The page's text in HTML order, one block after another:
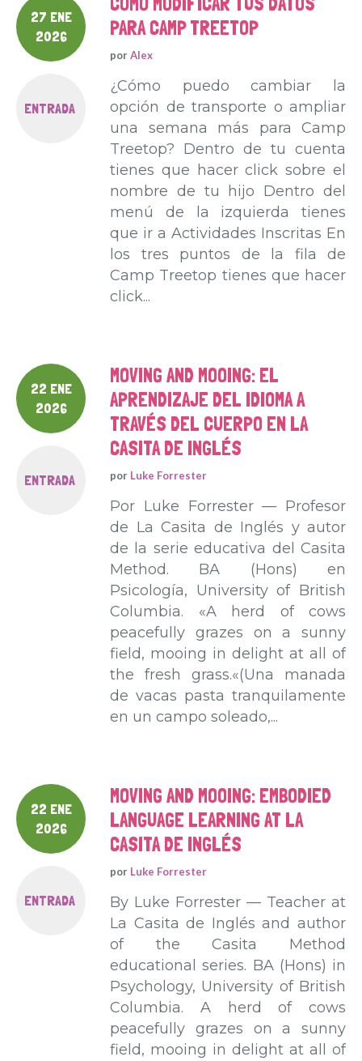
27 ENE
2026
ENTRADA
PARA CAMP TREETOP
porAlex
¿Cómo puedo cambiar la
opción de transporte o ampliar
una semana más para Camp
Treetop? Dentro de tu cuenta
tienes que hacer click sobre el
nombre de tu hijo Dentro del
menú de la izquierda tienes
que ir a Actividades Inscritas En
los tres puntos de la fila de
Camp Treetop tienes que hacer
click...
22 ENE
2026
ENTRADA
MOVING AND MOOING: EL
APRENDIZAJE DEL IDIOMA A
TRAVÉS DEL CUERPO EN LA
CASITA DE INGLÉS
por Luke Forrester
Por Luke Forrester — Profesor
de La Casita de Inglés y autor
de la serie educativa del Casita
Method. BA (Hons) en
Psicología, University of British
Columbia. «A herd of cows
peacefully grazes on a sunny
field, mooing in delight at all of
the fresh grass.«(Una manada
de vacas pasta tranquilamente
en un campo soleado,...
22 ENE
2026
ENTRADA
MOVING AND MOOING: EMBODIED
LANGUAGE LEARNING AT LA
CASITA DE INGLÉS
por Luke Forrester
By Luke Forrester — Teacher at
La Casita de Inglés and author
of the Casita Method
educational series. BA (Hons) in
Psychology, University of British
Columbia. A herd of cows
peacefully grazes on a sunny
field, mooing in delight at all of